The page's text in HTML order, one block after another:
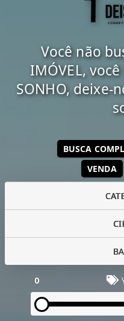
Você não
IMÓVEL,
SONHO, deixe-
VENDA
BUSCA
0